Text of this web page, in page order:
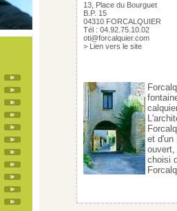
13, Place du Bourguet
B.P. 15
04310 FORCALQUIER
Tél : 04.92.75.10.02
oti@forcalquier.com
> Lien vers le site
et d'un
choisi